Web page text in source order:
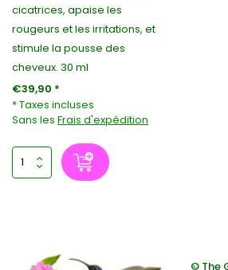
cicatrices, apaise les
rougeurs et les irritations, et
stimule la pousse des
cheveux. 30 ml
€39,90 *
* Taxes incluses
Sans les Frais d'expédition
© The